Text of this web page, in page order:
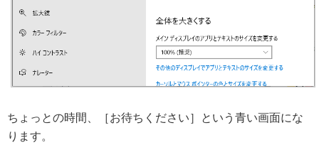
ちょっとの時間、［お待ちください］という青い画面にな
ります。